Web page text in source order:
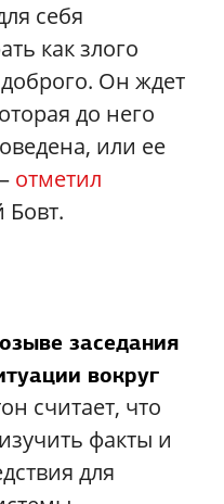
себя
как злого
доброго. Он ждет
до него
или ее
отметил
Бовт.
заседания
вокруг
считает, что
факты и
для